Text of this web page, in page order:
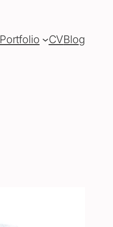
Portfolio CVBlog